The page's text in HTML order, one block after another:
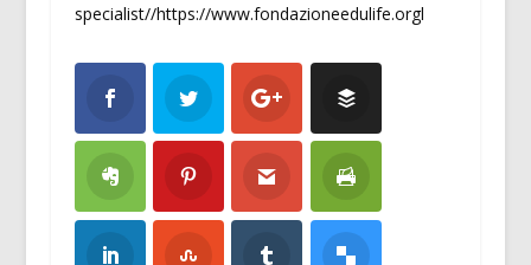
specialist//https://www.fondazioneedulife.orgl